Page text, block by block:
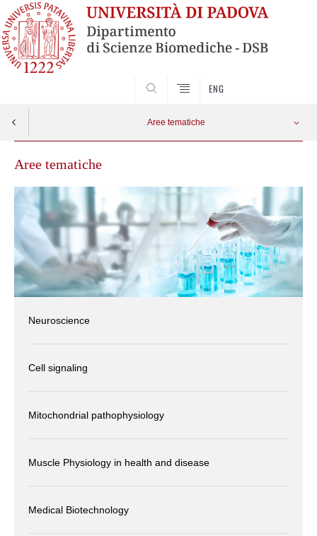
ENG
Aree tematiche
Aree tematiche
Neuroscience
Cell signaling
Mitochondrial pathophysiology
Muscle Physiology in health and disease
Medical Biotechnology